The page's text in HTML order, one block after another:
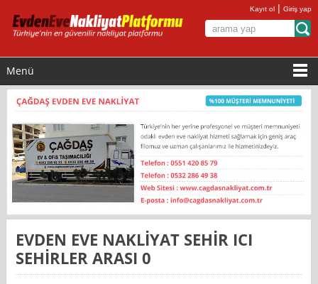
Kayıt ol |Giriş yap
Menü
EVDEN EVE NAKLİYAT SEHİR ICI
SEHİRLER ARASI 0